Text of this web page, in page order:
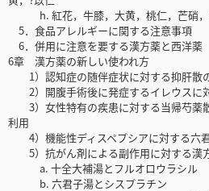
h. 紅花，牛膝，大黄，桃仁，芒硝，
5．食品アレルギーに関する注意事項
6．併用に注意を要する漢方薬と西洋薬
6章 漢方薬の新しい使われ方
1）認知症の随伴症状に対する抑肝散
2）開腹手術後に発症するイレウスに
3）女性特有の疾患に対する当帰芍薬
利用
4）機能性ディスペプシアに対する六
5）抗がん剤による副作用に対する漢
a. 十全大補湯とフルオロウラシル
b. 六君子湯とシスプラチン